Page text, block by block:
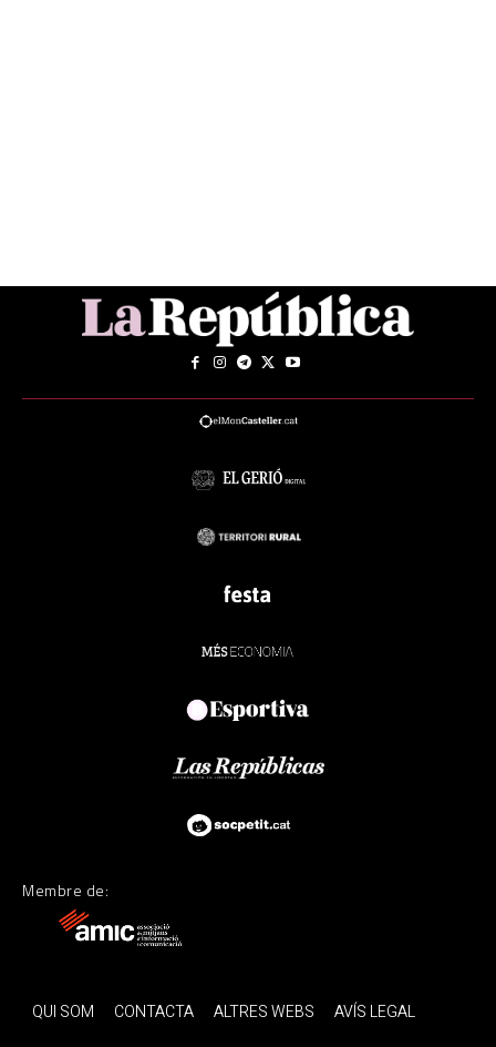
Membre de:
QUI SOM CONTACTA ALTRES WEBS
AVÍS LEGAL